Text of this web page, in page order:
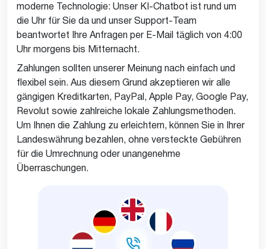
moderne Technologie: Unser KI-Chatbot ist rund um
die Uhr für Sie da und unser Support-Team
beantwortet Ihre Anfragen per E-Mail täglich von 4:00
Uhr morgens bis Mitternacht.
Zahlungen sollten unserer Meinung nach einfach und
flexibel sein. Aus diesem Grund akzeptieren wir alle
gängigen Kreditkarten, PayPal, Apple Pay, Google Pay,
Revolut sowie zahlreiche lokale Zahlungsmethoden.
Um Ihnen die Zahlung zu erleichtern, können Sie in Ihrer
Landeswährung bezahlen, ohne versteckte Gebühren
für die Umrechnung oder unangenehme
Überraschungen.